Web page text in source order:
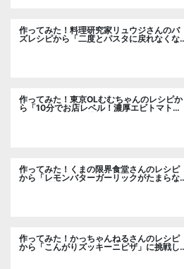
作ってみた！料理研究家リュウジさんのバ
ズレシピから「二度とパスタに戻れなくな
る冷やしカルボナーラ」に挑戦。
作ってみた！東京OLむむちゃんのレシピか
ら「10分でお店レベル！濃厚エビトマトク
作ってみた！くまの限界食堂さんのレシピ
から「レモンバターガーリックがたまらな
い」に挑戦。
作ってみた！かっちゃんねるさんのレシピ
から「こんがりズッキーニピザ」に挑戦し